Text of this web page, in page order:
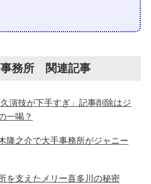
務所 関連記事
演技が下手すぎ」記事削除はジ
一喝？
隆之介で大手事務所がジャニー
を支えたメリー喜多川の秘密